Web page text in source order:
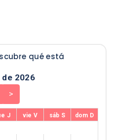
qué está
de 2026 - current
2026
>
J vie V sáb S dom D